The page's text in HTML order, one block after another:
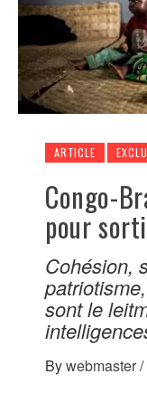
ARTICLE
Congo-
pour
Cohésion,
sont le
Bywebmaster/